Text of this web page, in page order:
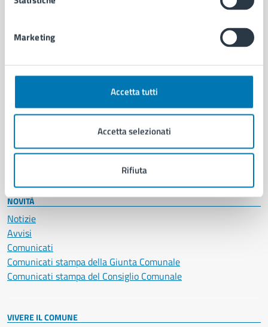
Marketing
Accetta tutti
Accetta selezionati
Rifiuta
Anagrafe e stato civile
Autorizzazioni
Documenti e certificati
Imprese e commercio
Salute, benessere e assistenza
Servizi Cimiteriali
Vita lavorativa
NOVITÀ
Notizie
Avvisi
Comunicati
Comunicati stampa della Giunta Comunale
Comunicati stampa del Consiglio Comunale
VIVERE IL COMUNE